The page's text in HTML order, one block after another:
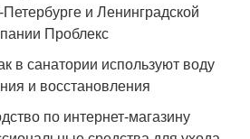
Петербурге и Ленинградской
Проблекс
в санатории используют воду
и восстановления
по интернет-магазину